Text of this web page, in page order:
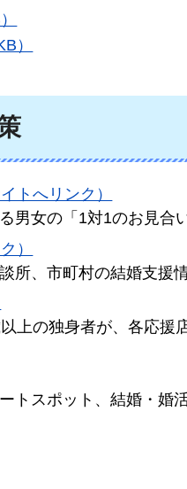
）
トへリンク）
女の「1対1のお見合
）
所、市町村の結婚支援
上の独身者が、各応援
トスポット、結婚・婚